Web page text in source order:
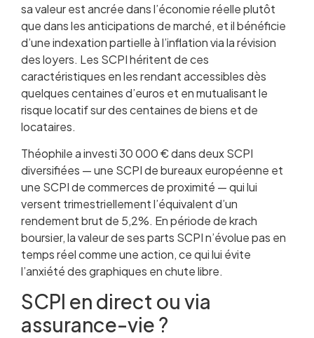
sa valeur est ancrée dans l’économie réelle plutôt
que dans les anticipations de marché, et il bénéficie
d’une indexation partielle à l’inflation via la révision
des loyers. Les SCPI héritent de ces
caractéristiques en les rendant accessibles dès
quelques centaines d’euros et en mutualisant le
risque locatif sur des centaines de biens et de
locataires.
Théophile a investi 30 000 € dans deux SCPI
diversifiées — une SCPI de bureaux européenne et
une SCPI de commerces de proximité — qui lui
versent trimestriellement l’équivalent d’un
rendement brut de 5,2%. En période de krach
boursier, la valeur de ses parts SCPI n’évolue pas en
temps réel comme une action, ce qui lui évite
l’anxiété des graphiques en chute libre.
SCPI en direct ou via
assurance-vie ?